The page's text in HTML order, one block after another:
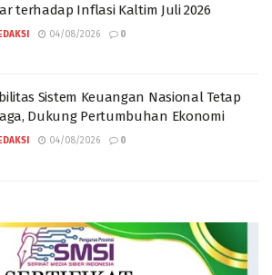
terhadap Inflasi Kaltim Juli 2026
04/08/2026 0
Sistem Keuangan Nasional Tetap
Dukung Pertumbuhan Ekonomi
04/08/2026 0